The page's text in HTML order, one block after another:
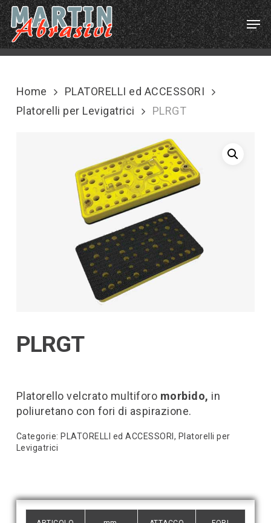
Skip
to
main
content
Home
PLATORELLI ed ACCESSORI
Platorelli per Levigatrici
PLRGT
PLRGT
Platorello velcrato multiforo morbido, in
poliuretano con fori di aspirazione.
Categorie: PLATORELLI ed ACCESSORI , Platorelli per
Levigatrici
Menu